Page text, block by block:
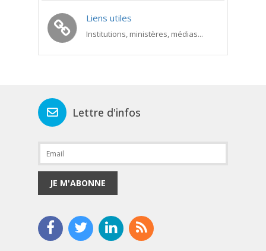
Liens utiles
Institutions, ministères, médias...
Lettre d'infos
JE M'ABONNE